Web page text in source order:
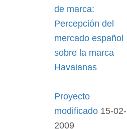
de marca:
Percepción del
mercado español
sobre la marca
Havaianas
Proyecto
modificado 15-02-
2009